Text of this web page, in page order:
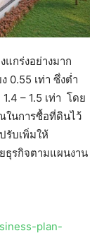
แกร่งอย่างมาก
0.55 เท่า ซึ่งต่ำ
– 1.5 เท่า โดย
ในการซื้อที่ดินไว้
รับเพิ่มให้
ธุรกิจตามแผนงาน
plan-